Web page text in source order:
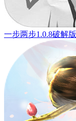
一步两步1.0.8破解版